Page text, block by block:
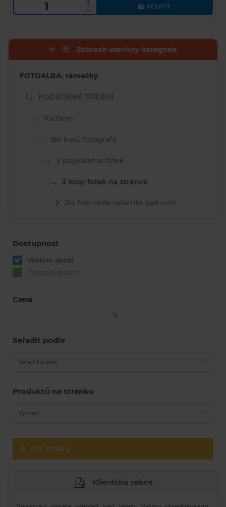
KOUPIT
Zobrazit všechny kategorie
FOTOALBA, rámečky
PODROBNÉ TŘÍDĚNÍ
10x15cm
180 kusů fotografií
S popiskama fotek
3 kusy fotek na stránce
2ks foto vedle sebe+1ks pod nimi
Dostupnost
Všehno zboží
Pouze skladem
Cena
Seřadit podle
Seřadit podle
Produktů na stránku
Výchozí
Dle značky
Klientská sekce